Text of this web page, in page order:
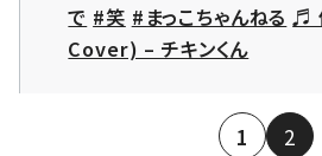
で #笑 #まっこちゃんねる ♬
Cover) – チキンくん
1 2